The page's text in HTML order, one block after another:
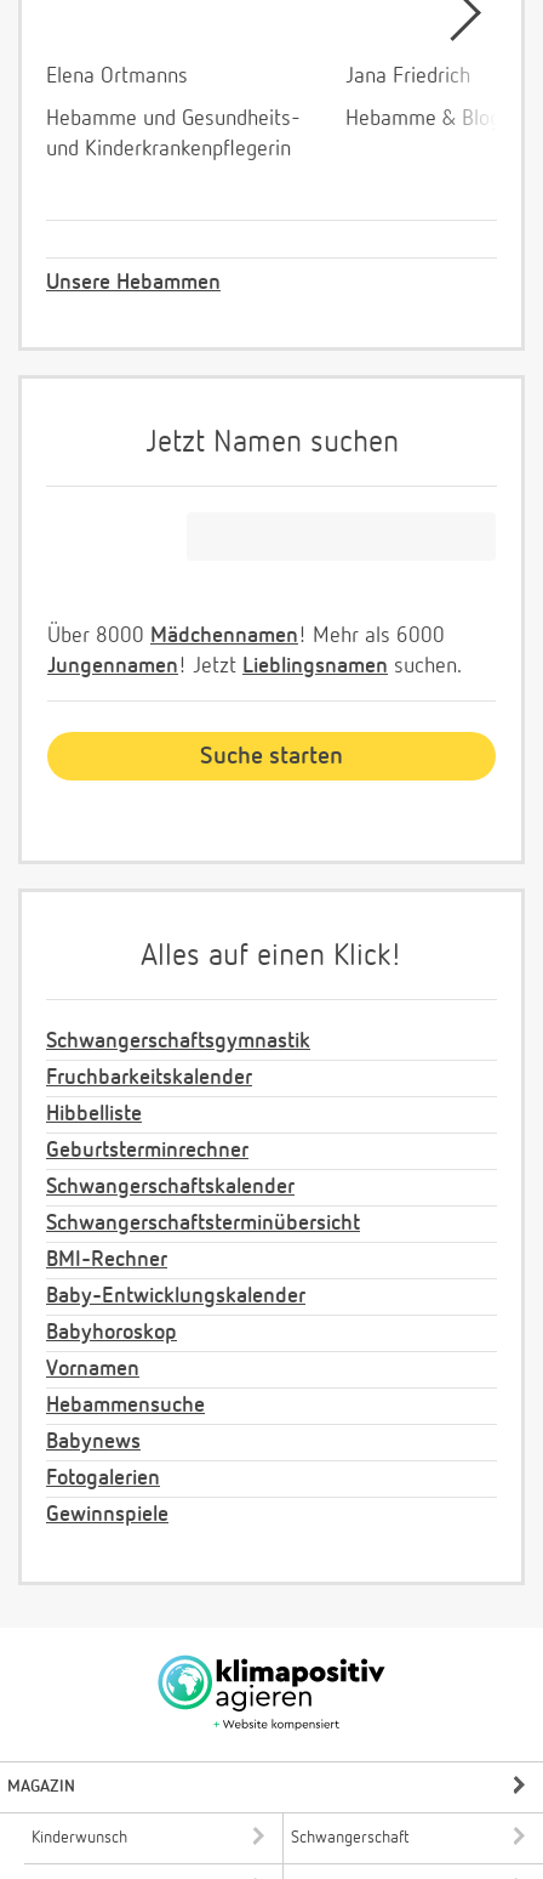
Elena Ortmanns
Hebamme und Gesundheits-
und Kinderkrankenpflegerin
Jana Friedrich
Hebamme &
Unsere Hebammen
Jetzt Namen suchen
Über 8000 Mädchennamen! Mehr als 6000
Jungennamen! Jetzt Lieblingsnamen suchen.
Alles auf einen Klick!
Schwangerschaftsgymnastik
Fruchbarkeitskalender
Hibbelliste
Geburtsterminrechner
Schwangerschaftskalender
Schwangerschaftsterminübersicht
BMI-Rechner
Baby-Entwicklungskalender
Babyhoroskop
Vornamen
Hebammensuche
Babynews
Fotogalerien
Gewinnspiele
MAGAZIN
Kinderwunsch Schwangerschaft